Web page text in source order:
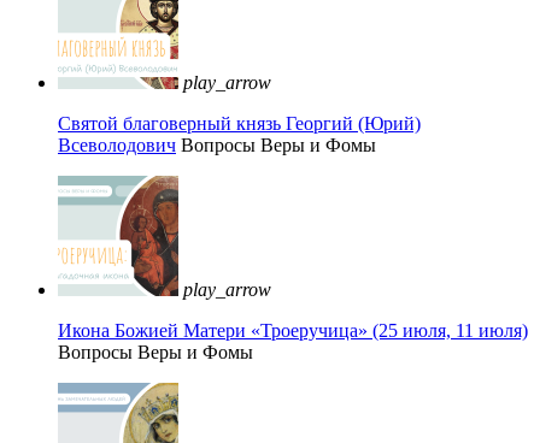
play_arrow
Святой благоверный князь Георгий (Юрий)
Всеволодович Вопросы Веры и Фомы
play_arrow
Икона Божией Матери «Троеручица» (25 июля, 11 июля)
Вопросы Веры и Фомы